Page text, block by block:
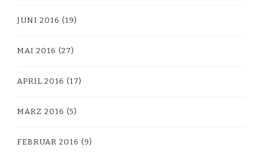
JUNI 2016 (19)
MAI 2016 (27)
APRIL 2016 (17)
MÄRZ 2016 (5)
FEBRUAR 2016 (9)